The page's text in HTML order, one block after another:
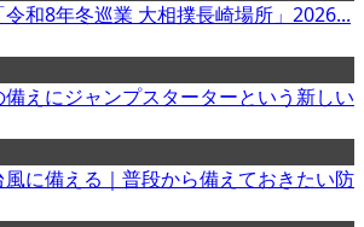
和8年冬巡業 大相撲長崎場所」2026...
備えにジャンプスターターという新しい
風に備える｜普段から備えておきたい防